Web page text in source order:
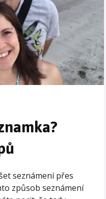
seznámení přes
způsob seznámení